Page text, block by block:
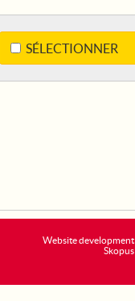
SÉLECTIONNER
Website development
Skopus